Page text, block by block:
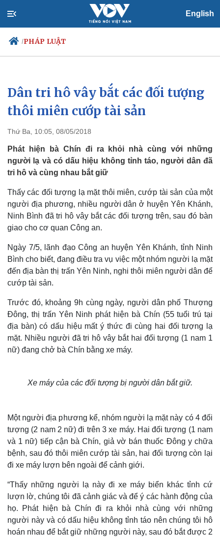
English
/PHÁP LUẬT
Chính trị
Đảng
Tổ chức nhân sự
Nhận diện sự thật
Xã hội
Tin 24h
Dự báo thời tiết
Việc làm
Biển đảo
Dân tri hô vây bắt các đối tượng
thôi miên cướp tài sản ​
Thứ Ba, 10:05, 08/05/2018
Phát hiện bà Chín đi ra khỏi nhà cùng với những
người lạ và có dấu hiệu không tỉnh táo, người dân đã
tri hô và cùng nhau bắt giữ
Thấy các đối tượng lạ mặt thôi miên, cướp tài sản của một
người địa phương, nhiều người dân ở huyện Yên Khánh,
Ninh Bình đã tri hô vây bắt các đối tượng trên, sau đó bàn
giao cho cơ quan Công an.
Ngày 7/5, lãnh đạo Công an huyện Yên Khánh, tỉnh Ninh
Bình cho biết, đang điều tra vụ việc một nhóm người lạ mặt
đến địa bàn thị trấn Yên Ninh, nghi thôi miên người dân để
cướp tài sản.
Trước đó, khoảng 9h cùng ngày, người dân phố Thượng
Đông, thị trấn Yên Ninh phát hiện bà Chín (55 tuổi trú tại
địa bàn) có dấu hiệu mất ý thức đi cùng hai đối tượng lạ
mặt. Nhiều người đã tri hô vây bắt hai đối tượng (1 nam 1
nữ) đang chở bà Chín bằng xe máy.
Xe máy của các đối tượng bị người dân bắt giữ.
Một người địa phương kể, nhóm người lạ mặt này có 4 đối
tượng (2 nam 2 nữ) đi trên 3 xe máy. Hai đối tượng (1 nam
và 1 nữ) tiếp cận bà Chín, giả vờ bán thuốc Đông y chữa
bệnh, sau đó thôi miên cướp tài sản, hai đối tượng còn lại
đi xe máy lượn bên ngoài để cảnh giới.
“Thấy những người lạ này đi xe máy biển khác tỉnh cứ
lượn lờ, chúng tôi đã cảnh giác và để ý các hành động của
họ. Phát hiện bà Chín đi ra khỏi nhà cùng với những
người này và có dấu hiệu không tỉnh táo nên chúng tôi hô
hoán nhau để bắt giữ những người này, sau đó bắt được 2